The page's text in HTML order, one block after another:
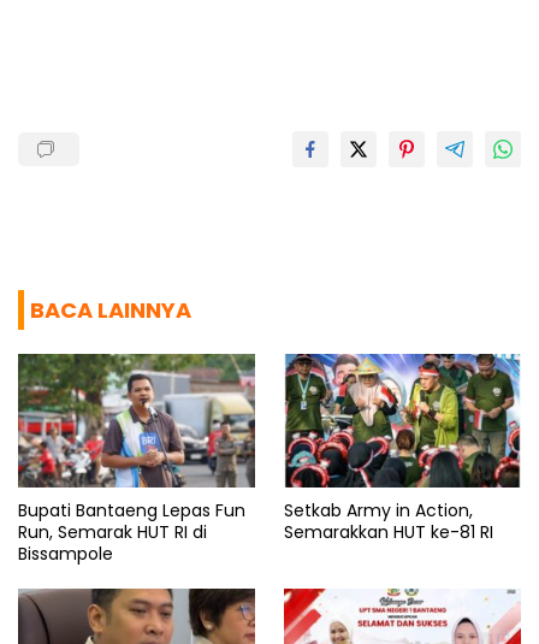
BACA LAINNYA
Bupati Bantaeng Lepas Fun
Run, Semarak HUT RI di
Bissampole
Setkab Army in Action,
Semarakkan HUT ke-81 RI